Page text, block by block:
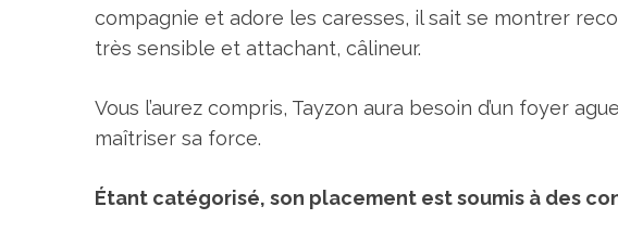
compagnie et adore les caresses, il sait se montrer
très sensible et attachant, câlineur.
Vous l’aurez compris, Tayzon aura besoin d’un foyer
maîtriser sa force.
Étant catégorisé, son placement est soumis à des